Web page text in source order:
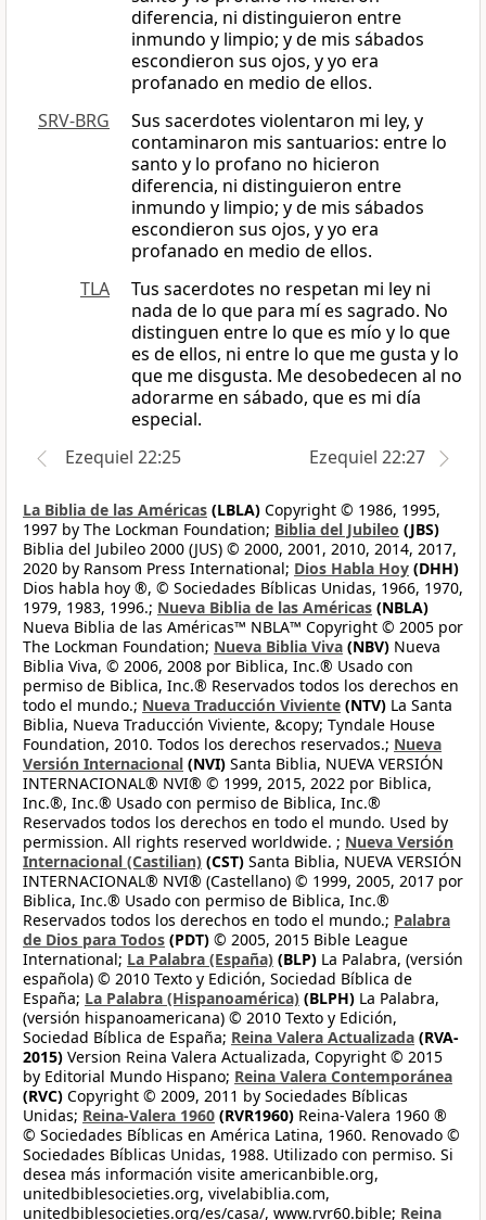
diferencia, ni distinguieron entre
inmundo y limpio; y de mis sábados
escondieron sus ojos, y yo era
profanado en medio de ellos.
SRV-BRG
Sus sacerdotes violentaron mi ley, y
contaminaron mis santuarios: entre lo
santo y lo profano no hicieron
diferencia, ni distinguieron entre
inmundo y limpio; y de mis sábados
escondieron sus ojos, y yo era
profanado en medio de ellos.
TLA
Tus sacerdotes no respetan mi ley ni
nada de lo que para mí es sagrado. No
distinguen entre lo que es mío y lo que
es de ellos, ni entre lo que me gusta y lo
que me disgusta. Me desobedecen al no
adorarme en sábado, que es mi día
especial.
Ezequiel 22:25
Ezequiel 22:27
La Biblia de las Américas (LBLA) Copyright © 1986, 1995,
1997 by The Lockman Foundation; Biblia del Jubileo (JBS)
Biblia del Jubileo 2000 (JUS) © 2000, 2001, 2010, 2014, 2017,
2020 by Ransom Press International; Dios Habla Hoy (DHH)
Dios habla hoy ®, © Sociedades Bíblicas Unidas, 1966, 1970,
1979, 1983, 1996.; Nueva Biblia de las Américas (NBLA)
Nueva Biblia de las Américas™ NBLA™ Copyright © 2005 por
The Lockman Foundation; Nueva Biblia Viva (NBV) Nueva
Biblia Viva, © 2006, 2008 por Biblica, Inc.® Usado con
permiso de Biblica, Inc.® Reservados todos los derechos en
todo el mundo.; Nueva Traducción Viviente (NTV) La Santa
Biblia, Nueva Traducción Viviente, &copy; Tyndale House
Foundation, 2010. Todos los derechos reservados.; Nueva
Versión Internacional (NVI) Santa Biblia, NUEVA VERSIÓN
INTERNACIONAL® NVI® © 1999, 2015, 2022 por Biblica,
Inc.®, Inc.® Usado con permiso de Biblica, Inc.®
Reservados todos los derechos en todo el mundo. Used by
permission. All rights reserved worldwide. ; Nueva Versión
Internacional (Castilian) (CST) Santa Biblia, NUEVA VERSIÓN
INTERNACIONAL® NVI® (Castellano) © 1999, 2005, 2017 por
Biblica, Inc.® Usado con permiso de Biblica, Inc.®
Reservados todos los derechos en todo el mundo.; Palabra
de Dios para Todos (PDT) © 2005, 2015 Bible League
International; La Palabra (España) (BLP) La Palabra, (versión
española) © 2010 Texto y Edición, Sociedad Bíblica de
España; La Palabra (Hispanoamérica) (BLPH) La Palabra,
(versión hispanoamericana) © 2010 Texto y Edición,
Sociedad Bíblica de España; Reina Valera Actualizada (RVA-
2015) Version Reina Valera Actualizada, Copyright © 2015
by Editorial Mundo Hispano; Reina Valera Contemporánea
(RVC) Copyright © 2009, 2011 by Sociedades Bíblicas
Unidas; Reina-Valera 1960 (RVR1960) Reina-Valera 1960 ®
© Sociedades Bíblicas en América Latina, 1960. Renovado ©
Sociedades Bíblicas Unidas, 1988. Utilizado con permiso. Si
desea más información visite americanbible.org,
unitedbiblesocieties.org, vivelabiblia.com,
unitedbiblesocieties.org/es/casa/, www.rvr60.bible; Reina